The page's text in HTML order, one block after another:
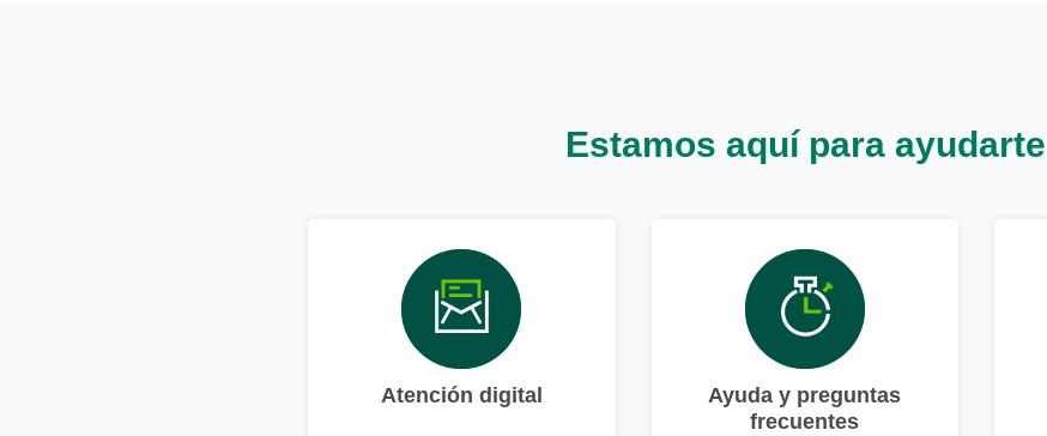
Estamos aquí para ayudarte
Atención digital
Ayuda y preguntas
frecuentes